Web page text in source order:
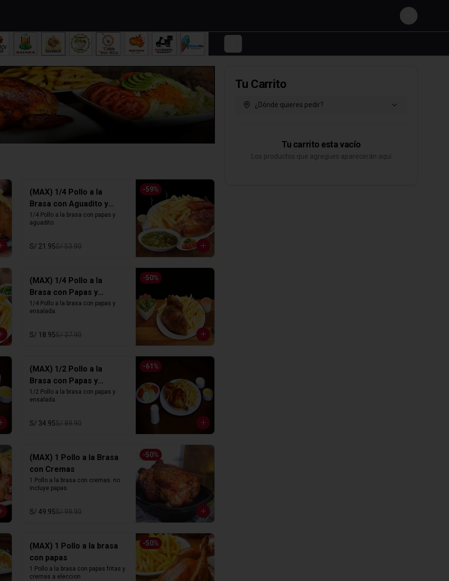
Login
-59%
(MAX) 1/4 Pollo a la
Brasa con Aguadito y
Papas fritas
1/4 Pollo a la brasa con papas y
aguadito.
S/ 21.95S/ 53.90
-50%
(MAX) 1/4 Pollo a la
Brasa con Papas y
Ensalada
1/4 Pollo a la brasa con papas y
ensalada.
S/ 18.95S/ 37.90
-61 %
(MAX) 1/2 Pollo a la
Brasa con Papas y
Ensalada
1/2 Pollo a la brasa con papas y
ensalada.
S/ 34.95S/ 89.90
-50%
(MAX) 1 Pollo a la Brasa
con Cremas
1 Pollo a la brasa con cremas. no
incluye papas.
S/ 49.95S/ 99.90
-50%
(MAX) 1 Pollo a la brasa
con papas
1 Pollo a la brasa con papas fritas y
cremas a eleccion
Tu Carrito
¿Dónde quieres pedir?
Tu carrito esta vacío
Los productos que agregues aparecerán aquí